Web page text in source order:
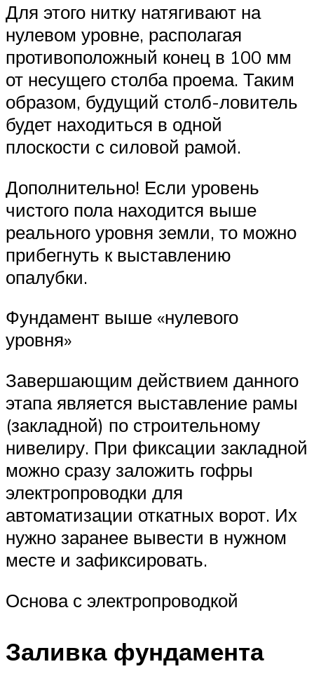
Для этого нитку натягивают на
нулевом уровне, располагая
противоположный конец в 100 мм
от несущего столба проема. Таким
образом, будущий столб-ловитель
будет находиться в одной
плоскости с силовой рамой.
Дополнительно! Если уровень
чистого пола находится выше
реального уровня земли, то можно
прибегнуть к выставлению
опалубки.
Фундамент выше «нулевого
уровня»
Завершающим действием данного
этапа является выставление рамы
(закладной) по строительному
нивелиру. При фиксации закладной
можно сразу заложить гофры
электропроводки для
автоматизации откатных ворот. Их
нужно заранее вывести в нужном
месте и зафиксировать.
Основа с электропроводкой
Заливка фундамента